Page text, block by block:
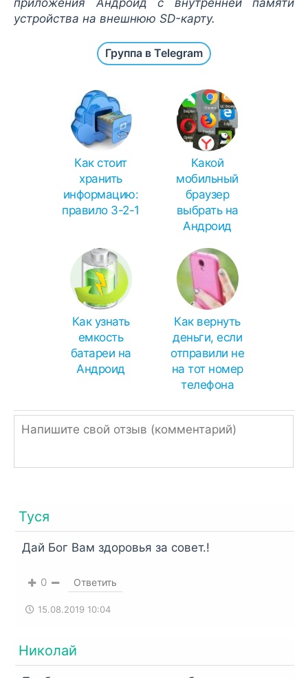
приложения Андроид с внутренней памяти
устройства на внешнюю SD-карту.
Группа в Telegram
Как стоит
хранить
информацию:
правило 3-2-1
Какой
мобильный
браузер
выбрать на
Андроид
Как узнать
емкость
батареи на
Андроид
Как вернуть
деньги, если
отправили не
на тот номер
телефона
Туся
Дай Бог Вам здоровья за совет.!
0 Ответить
15.08.2019 10:04
Николай